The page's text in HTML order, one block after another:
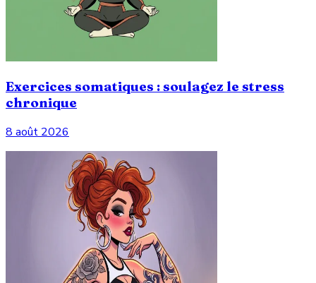
Exercices somatiques : soulagez le stress
chronique
8 août 2026